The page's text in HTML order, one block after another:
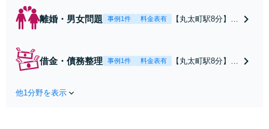
離婚・男女問題 事例1件 料金表有
【丸太町駅8分】調
く冷静な主張が重
借金・債務整理 事例1件 料金表有
【丸太町駅8分】
他1分野を表示